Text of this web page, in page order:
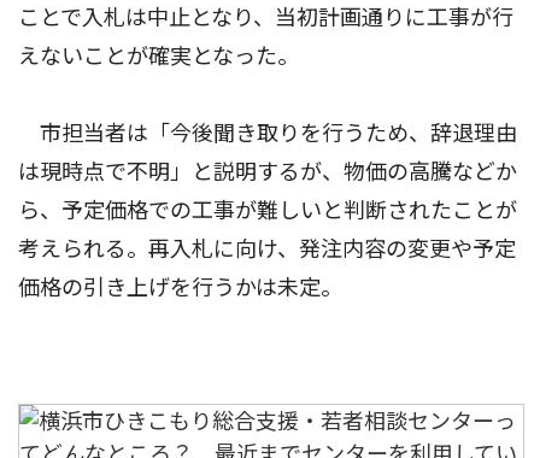
ことで入札は中止となり、当初計画通りに工事が行
えないことが確実となった。
市担当者は「今後聞き取りを行うため、辞退理由
は現時点で不明」と説明するが、物価の高騰などか
ら、予定価格での工事が難しいと判断されたことが
考えられる。再入札に向け、発注内容の変更や予定
価格の引き上げを行うかは未定。